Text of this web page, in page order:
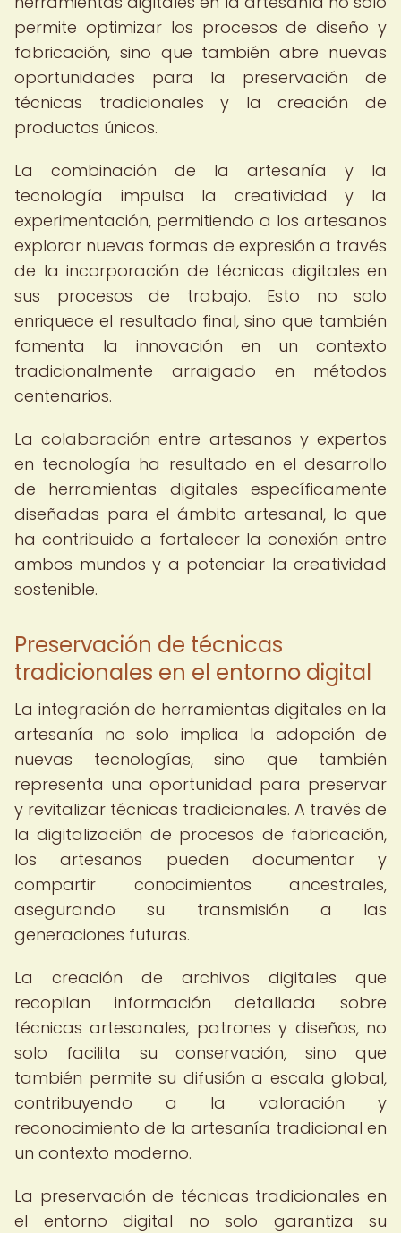
permite optimizar los procesos de diseño y
fabricación, sino que también abre nuevas
oportunidades para la preservación de
técnicas tradicionales y la creación de
productos únicos.
La combinación de la artesanía y la
tecnología impulsa la creatividad y la
experimentación, permitiendo a los artesanos
explorar nuevas formas de expresión a través
de la incorporación de técnicas digitales en
sus procesos de trabajo. Esto no solo
enriquece el resultado final, sino que también
fomenta la innovación en un contexto
tradicionalmente arraigado en métodos
centenarios.
La colaboración entre artesanos y expertos
en tecnología ha resultado en el desarrollo
de herramientas digitales específicamente
diseñadas para el ámbito artesanal, lo que
ha contribuido a fortalecer la conexión entre
ambos mundos y a potenciar la creatividad
sostenible.
Preservación de técnicas
tradicionales en el entorno digital
La integración de herramientas digitales en la
artesanía no solo implica la adopción de
nuevas tecnologías, sino que también
representa una oportunidad para preservar
y revitalizar técnicas tradicionales. A través de
la digitalización de procesos de fabricación,
los artesanos pueden documentar y
compartir conocimientos ancestrales,
asegurando su transmisión a las
generaciones futuras.
La creación de archivos digitales que
recopilan información detallada sobre
técnicas artesanales, patrones y diseños, no
solo facilita su conservación, sino que
también permite su difusión a escala global,
contribuyendo a la valoración y
reconocimiento de la artesanía tradicional en
un contexto moderno.
La preservación de técnicas tradicionales en
el entorno digital no solo garantiza su